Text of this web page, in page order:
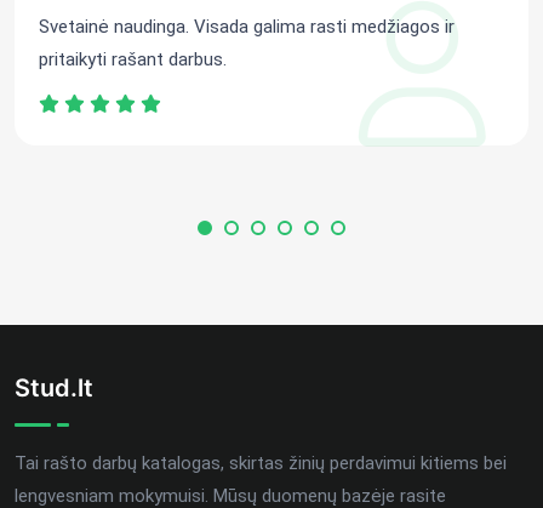
Svetainė naudinga. Visada galima rasti medžiagos ir
pritaikyti rašant darbus.
Stud.lt
Tai rašto darbų katalogas, skirtas žinių perdavimui kitiems bei
lengvesniam mokymuisi. Mūsų duomenų bazėje rasite